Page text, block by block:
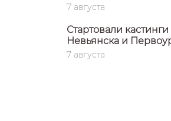
7 августа
Стартовали
Невьянска и
7 августа